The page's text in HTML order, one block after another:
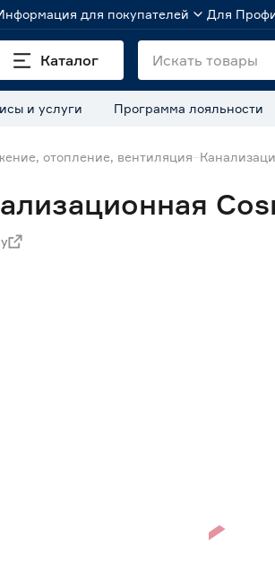
для покупателей Для
Каталог
и услуги Программа лояльности
отопление, вентиляция